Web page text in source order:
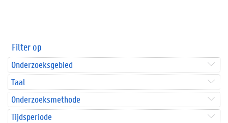
Filter op
Onderzoeksgebied
Taal
Onderzoeksmethode
Tijdsperiode